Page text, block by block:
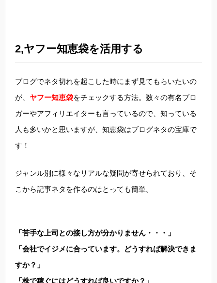
2,ヤフー知恵袋を活用する
ブログでネタ切れを起こした時にまず見てもらいたいの
が、 ヤフー知恵袋をチェックする方法。数々の有名ブロ
ガーやアフィリエイターも言っているので、知っている
人も多いかと思いますが、知恵袋はブログネタの宝庫で
す！
ジャンル別に様々なリアルな疑問が寄せられており、そ
こから記事ネタを作るのはとっても簡単。
「苦手な上司との接し方が分かりません・・・」
「会社でイジメに合っています。どうすれば解決できま
すか？」
「株で稼ぐにはどうすれば良いですか？」